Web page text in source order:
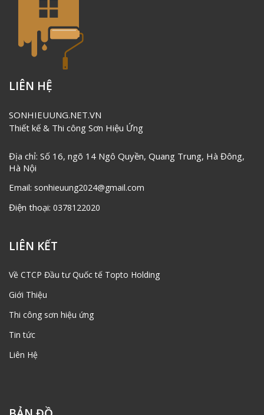
LIÊN HỆ
SONHIEUUNG.NET.VN
Thiết kế & Thi công Sơn Hiệu Ứng
Địa chỉ: Số 16, ngõ 14 Ngô Quyền, Quang Trung, Hà Đông,
Hà Nội
Email: sonhieuung2024@gmail.com
Điện thoại: 0378122020
LIÊN KẾT
Về CTCP Đầu tư Quốc tế Topto Holding
Giới Thiệu
Thi công sơn hiệu ứng
Tin tức
Liên Hệ